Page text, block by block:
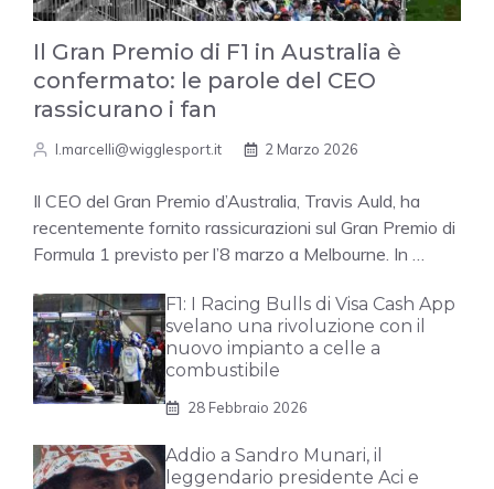
Il Gran Premio di F1 in Australia è
confermato: le parole del CEO
rassicurano i fan
l.marcelli@wigglesport.it 2 Marzo 2026
Il CEO del Gran Premio d’Australia, Travis Auld, ha
recentemente fornito rassicurazioni sul Gran Premio di
Formula 1 previsto per l’8 marzo a Melbourne. In …
F1: I Racing Bulls di Visa Cash App
svelano una rivoluzione con il
nuovo impianto a celle a
combustibile
28 Febbraio 2026
Addio a Sandro Munari, il
leggendario presidente Aci e